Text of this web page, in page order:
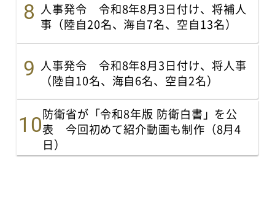
人事発令 令和8年8月3日付け、将補人
事（陸自20名、海自7名、空自13名）
人事発令 令和8年8月3日付け、将人事
（陸自10名、海自6名、空自2名）
防衛省が「令和8年版 防衛白書」を公
表 今回初めて紹介動画も制作（8月4
日）